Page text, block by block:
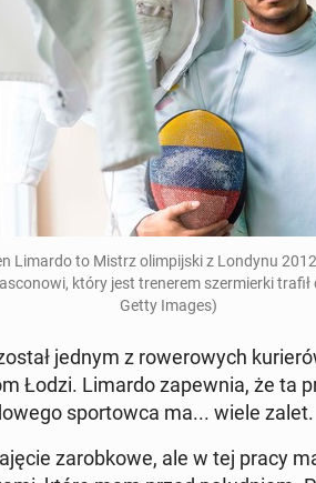
Limardo to Mistrz olim­pij­ski z Londynu
który jest tre­ne­rem szer­mier­ki trafił
Getty Images)
jednym z ro­we­ro­wych
Łodzi. Limardo za­pew­nia, że ta
spor­tow­ca ma... wiele zalet.
za­rob­ko­we, ale w tej pracy